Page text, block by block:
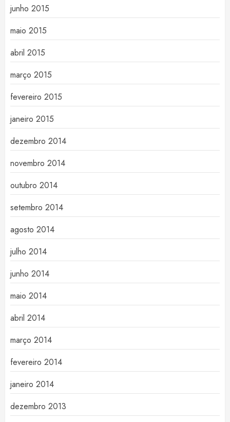
junho 2015
maio 2015
abril 2015
março 2015
fevereiro 2015
janeiro 2015
dezembro 2014
novembro 2014
outubro 2014
setembro 2014
agosto 2014
julho 2014
junho 2014
maio 2014
abril 2014
março 2014
fevereiro 2014
janeiro 2014
dezembro 2013